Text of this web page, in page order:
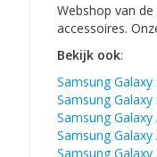
Webshop van
accessoires.
Bekijk ook:
Samsung Galaxy
Samsung Galaxy
Samsung Galaxy
Samsung Galaxy
Samsung Galaxy